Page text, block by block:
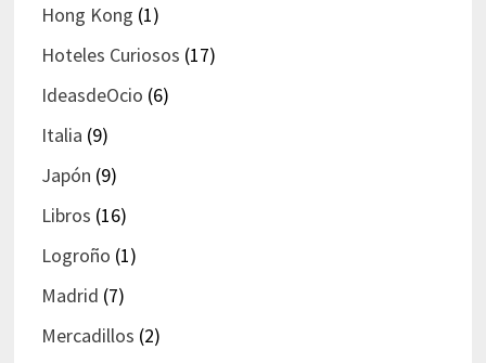
Hong Kong (1)
Hoteles Curiosos (17)
IdeasdeOcio (6)
Italia (9)
Japón (9)
Libros (16)
Logroño (1)
Madrid (7)
Mercadillos (2)